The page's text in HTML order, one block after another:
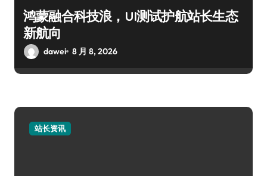
鸿蒙融合科技浪，UI测试护航站长生态
新航向
dawei 8 月 8, 2026
站长资讯